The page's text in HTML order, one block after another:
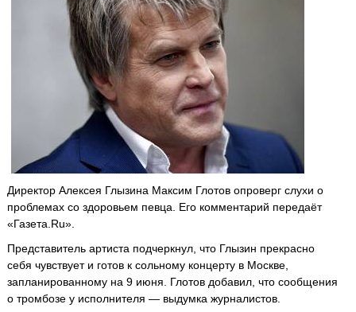
Директор Алексея Глызина Максим Глотов опроверг слухи о
проблемах со здоровьем певца. Его комментарий передаёт
«Газета.Ru».
Представитель артиста подчеркнул, что Глызин прекрасно
себя чувствует и готов к сольному концерту в Москве,
запланированному на 9 июня. Глотов добавил, что сообщения
о тромбозе у исполнителя — выдумка журналистов.